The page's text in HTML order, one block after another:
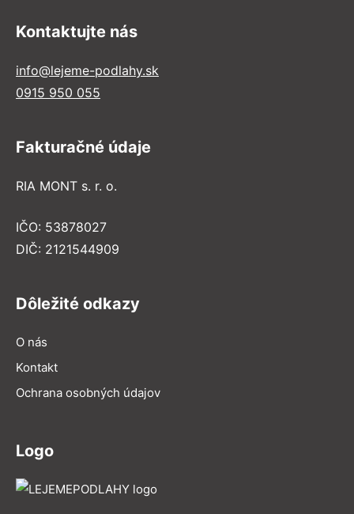
Kontaktujte nás
info@lejeme-podlahy.sk
0915 950 055
Fakturačné údaje
RIA MONT s. r. o.
IČO: 53878027
DIČ: 2121544909
Dôležité odkazy
O nás
Kontakt
Ochrana osobných údajov
Logo